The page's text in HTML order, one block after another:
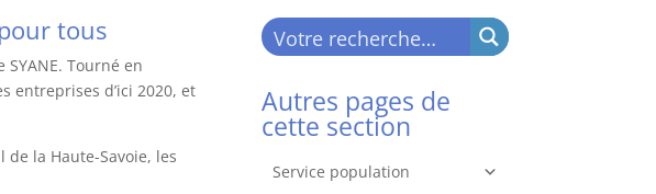
tous
Tourné en
entreprises d’ici 2020, et
la Haute-Savoie, les
Autres pages de
cette section
Service population